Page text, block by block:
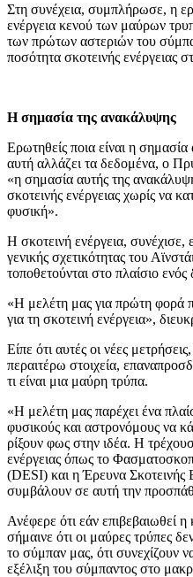
Στη συνέχεια, συμπλήρωσε, η
ενέργεια κενού των μαύρων
των πρώτων αστεριών του
ποσότητα σκοτεινής ενέργειας
Η σημασία της ανακάλυψης
Ερωτηθείς ποια είναι η
αυτή αλλάζει τα δεδομένα, ο
«η σημασία αυτής της
σκοτεινής ενέργειας χωρίς να
φυσική».
Η σκοτεινή ενέργεια, συνέχισε,
γενικής σχετικότητας του
τοποθετούνται στο πλαίσιο
«Η μελέτη μας για πρώτη φορά
για τη σκοτεινή ενέργεια»,
Είπε ότι αυτές οι νέες
περαιτέρω στοιχεία,
τι είναι μια μαύρη τρύπα.
«Η μελέτη μας παρέχει ένα
φυσικούς και αστρονόμους να
ρίξουν φως στην ιδέα. Η
ενέργειας όπως το
(DESI) και η Έρευνα Σκοτεινής
συμβάλουν σε αυτή την
Ανέφερε ότι εάν επιβεβαιωθεί
σήμαινε ότι οι μαύρες τρύπες
το σύμπαν μας, ότι συνεχίζουν
εξέλιξη του σύμπαντος στο